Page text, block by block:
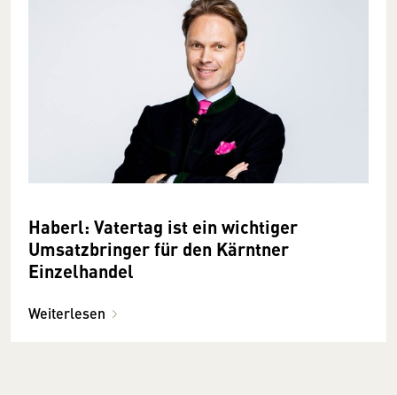
Haberl: Vatertag ist ein wichtiger
Umsatzbringer für den Kärntner
Einzelhandel
Weiterlesen